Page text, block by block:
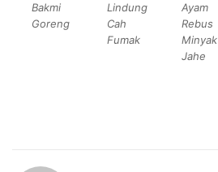
Bakmi
Goreng
Lindung
Cah
Fumak
Ayam
Rebus
Minyak
Jahe